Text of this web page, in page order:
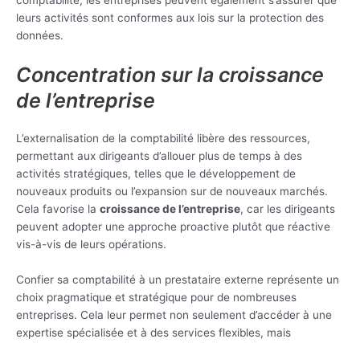
leurs activités sont conformes aux lois sur la protection des
données.
Concentration sur la croissance
de l’entreprise
L’externalisation de la comptabilité libère des ressources,
permettant aux dirigeants d’allouer plus de temps à des
activités stratégiques, telles que le développement de
nouveaux produits ou l’expansion sur de nouveaux marchés.
Cela favorise la croissance de l’entreprise, car les dirigeants
peuvent adopter une approche proactive plutôt que réactive
vis-à-vis de leurs opérations.
Confier sa comptabilité à un prestataire externe représente un
choix pragmatique et stratégique pour de nombreuses
entreprises. Cela leur permet non seulement d’accéder à une
expertise spécialisée et à des services flexibles, mais